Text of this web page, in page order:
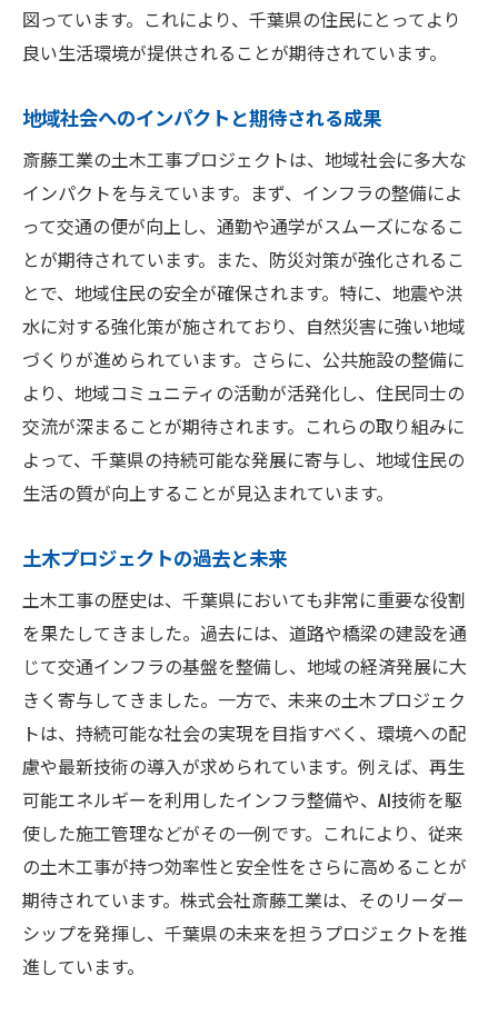
ドローンとAIによる現場監視
スマートインフラの導入実例
3Dプリンティング技術の応用
未来志向の土木工事計画
地域住民の生活向上に貢献する千葉県の土木工
事
新しい住宅地の整備と住環境の向上
公共施設の充実と住民サービスの改善
交通インフラの発展と利便性向上
安全で快適な生活空間の提供
住民参加型のプロジェクト企画
地域福祉の向上と持続可能なコミュニティ
構築
エコフレンドリーな工法の採用
自然環境保護への取り組み
グリーンインフラの導入事例
環境影響評価の実施と結果
持続可能な都市開発の事例
環境教育と住民意識の向上
防災対策を強化する千葉県の土木工事
地震対策を重視した建設計画
洪水防止のための水管理システム
台風対策と強風に耐える構造物
防災訓練と地域協力の強化
図っています。これにより、千葉県の住民にとってより
良い生活環境が提供されることが期待されています。
地域社会へのインパクトと期待される成果
斎藤工業の土木工事プロジェクトは、地域社会に多大な
インパクトを与えています。まず、インフラの整備によ
って交通の便が向上し、通勤や通学がスムーズになるこ
とが期待されています。また、防災対策が強化されるこ
とで、地域住民の安全が確保されます。特に、地震や洪
水に対する強化策が施されており、自然災害に強い地域
づくりが進められています。さらに、公共施設の整備に
より、地域コミュニティの活動が活発化し、住民同士の
交流が深まることが期待されます。これらの取り組みに
よって、千葉県の持続可能な発展に寄与し、地域住民の
生活の質が向上することが見込まれています。
土木プロジェクトの過去と未来
土木工事の歴史は、千葉県においても非常に重要な役割
を果たしてきました。過去には、道路や橋梁の建設を通
じて交通インフラの基盤を整備し、地域の経済発展に大
きく寄与してきました。一方で、未来の土木プロジェク
トは、持続可能な社会の実現を目指すべく、環境への配
慮や最新技術の導入が求められています。例えば、再生
可能エネルギーを利用したインフラ整備や、AI技術を駆
使した施工管理などがその一例です。これにより、従来
の土木工事が持つ効率性と安全性をさらに高めることが
期待されています。株式会社斎藤工業は、そのリーダー
シップを発揮し、千葉県の未来を担うプロジェクトを推
進しています。